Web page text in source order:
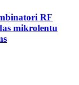
RF
mikrolentu